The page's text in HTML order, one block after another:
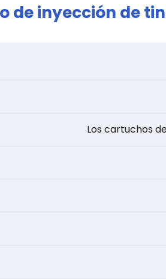
de inyección de
Los cartuchos